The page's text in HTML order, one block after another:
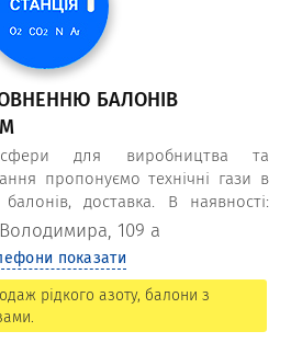
БАЛОНІВ
для виробництва та
пропонуємо технічні гази в
доставка. В наявності:
азот, аргон, суміші газів.
109 а
показати
рідкого азоту, балони з